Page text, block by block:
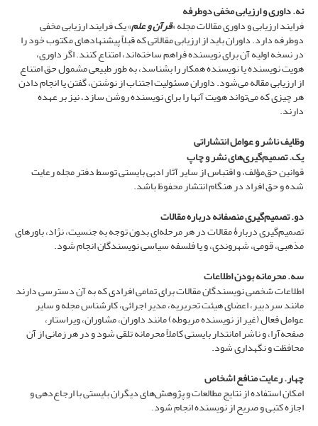
نه. داوری و ارزیابی مخفی دوطرفه
فرایند ارزیابی و داوری مقالات مجله «قرآن و علم» یک فرایند ارزیابی مخفی
دوطرفه دارد. داوران باید از ارزیابی مقالاتی که قبلاً پیشنهادهای مکتوب خود را
در نسخه اولیه آن برای نویسنده فراهم ساخته‌اند، امتناع کنند. اگر داوری،
هویت نویسنده یا نویسنده همکار را بشناسد، به طور طبیعی مشمول حق امتناع
از ارزیابی مقاله می‌شود. داوران مسئولیت اجتناب از نوشتن، گفتن یا انجام دادن
هر چیزی که می‌تواند هویت آنها را برای نویسنده روشن سازد، نیز بر عهده
دارند.
وظایف ناشر و عوامل انتشاراتی
یک. تصمیم‌گیری‌های نشر و چاپ
قوانین حق‌مؤلف، و اقتباس از سایر آثار ادبی بایستی توسط دفتر مجله رعایت
شده و حق افراد در هنگام انتشار محفوظ باشد.
دو. تصمیم‌گیری منصفانه درباره مقالات
تصمیم‌گیری دربارۀ مقالات در هر مرحله‌ای بدون توجه به جنسیت، نژاد، باورهای
مذهبی، قومی، شهروندی، و یا فلسفه سیاسی نویسندگان انجام شود.
سه. محرمانه بودن اطلاعات
اطلاعات شخصی نویسندگان مقالات برای تمامی افرادی که به آن دسترسی دارند
مانند سردبیر، اعضای هیئت تحریریه، مدیر اجرائی، کارشناس مجله و سایر
عوامل فعال (غیر از نویسنده مربوطه) مانند داوران، مشاوران، ویراستار،
صفحه‌آرا، و ناشر امانتدار بایستی کاملاً محرمانه تلقی شود و در هر زمانی از آن
محافظت و نگهداری شود.
چهار. رعایت منافع اشخاص
امکان استفاده از نتایج مطالعات و پژوهش‌های دیگران بایستی با ارجاع‌دهی و
اجازه کتبی و صریح از نویسنده انجام شود.